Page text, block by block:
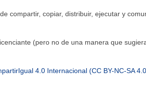
compartir, copiar, distribuir, ejecutar y
(pero no de una manera que
4.0 Internacional (CC BY-NC-SA